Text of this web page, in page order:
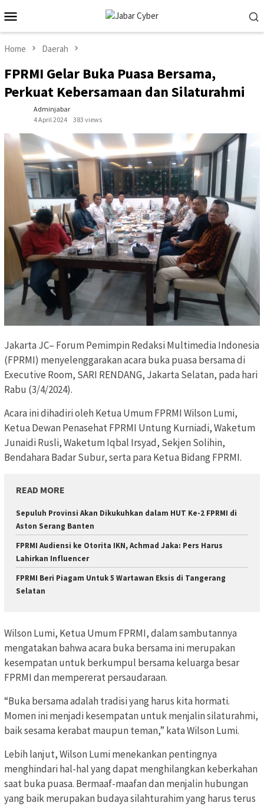
to
contentMenu
Home Daerah
FPRMI Gelar Buka Puasa Bersama,
Perkuat Kebersamaan dan Silaturahmi
Adminjabar
4 April 2024
383 views
Jakarta JC– Forum Pemimpin Redaksi Multimedia Indonesia
(FPRMI) menyelenggarakan acara buka puasa bersama di
Executive Room, SARI RENDANG, Jakarta Selatan, pada hari
Rabu (3/4/2024).
Acara ini dihadiri oleh Ketua Umum FPRMI Wilson Lumi,
Ketua Dewan Penasehat FPRMI Untung Kurniadi, Waketum
Junaidi Rusli, Waketum Iqbal Irsyad, Sekjen Solihin,
Bendahara Badar Subur, serta para Ketua Bidang FPRMI.
READ MORE
Sepuluh Provinsi Akan Dikukuhkan dalam HUT Ke-2 FPRMI di
Aston Serang Banten
FPRMI Audiensi ke Otorita IKN, Achmad Jaka: Pers Harus
Lahirkan Influencer
FPRMI Beri Piagam Untuk 5 Wartawan Eksis di Tangerang
Selatan
Wilson Lumi, Ketua Umum FPRMI, dalam sambutannya
mengatakan bahwa acara buka bersama ini merupakan
kesempatan untuk berkumpul bersama keluarga besar
FPRMI dan mempererat persaudaraan.
“Buka bersama adalah tradisi yang harus kita hormati.
Momen ini menjadi kesempatan untuk menjalin silaturahmi,
baik sesama kerabat maupun teman,” kata Wilson Lumi.
Lebih lanjut, Wilson Lumi menekankan pentingnya
menghindari hal-hal yang dapat menghilangkan keberkahan
saat buka puasa. Bermaaf-maafan dan menjalin hubungan
yang baik merupakan budaya silahturahim yang harus terus